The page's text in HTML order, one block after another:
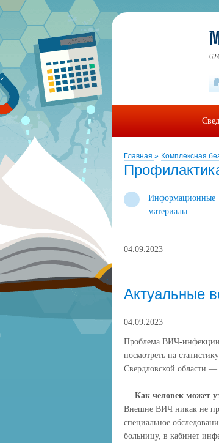
Главная » Комплексная
Информационные
материалы
04.09.2023
Актуальные
04.09.2023
Проблема ВИЧ-инфекции
посмотреть на
Свердловской области —
— Как человек может
Внешне ВИЧ никак не
специальное
больницу, в кабинет